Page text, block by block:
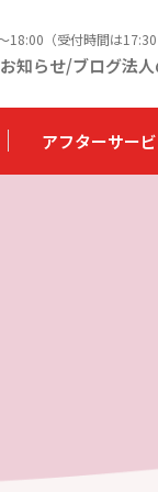
18:00（受付時間は
お知らせ/ブログ法
アフターサー